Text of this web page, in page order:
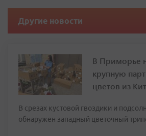
Другие новости
В Приморье
крупную
цветов из
В срезах кустовой гвоздики и
обнаружен западный цветочный